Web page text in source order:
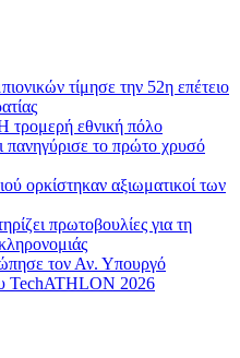
τίμησε την 52η επέτειο
τρομερή εθνική πόλο
πανηγύρισε το πρώτο χρυσό
ορκίστηκαν αξιωματικοί των
πρωτοβουλίες για τη
τον Αν. Υπουργό
TechATHLON 2026